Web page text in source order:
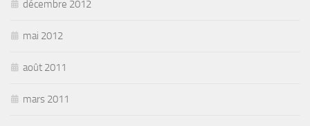
décembre 2012
mai 2012
août 2011
mars 2011